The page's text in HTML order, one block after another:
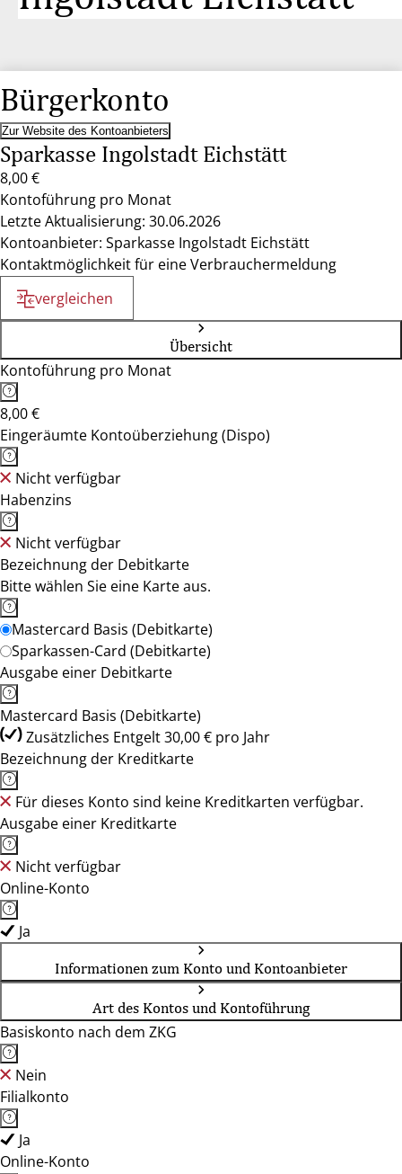
Bürgerkonto
Zur Website des Kontoanbieters
Sparkasse Ingolstadt Eichstätt
8,00 €
Kontoführung pro Monat
Letzte Aktualisierung: 30.06.2026
Kontoanbieter: Sparkasse Ingolstadt Eichstätt
Kontaktmöglichkeit für eine Verbrauchermeldung
vergleichen
Übersicht
Kontoführung pro Monat
8,00 €
Eingeräumte Kontoüberziehung (Dispo)
Nicht verfügbar
Habenzins
Nicht verfügbar
Bezeichnung der Debitkarte
Bitte wählen Sie eine Karte aus.
Mastercard Basis (Debitkarte)
Sparkassen-Card (Debitkarte)
Ausgabe einer Debitkarte
Mastercard Basis (Debitkarte)
Zusätzliches Entgelt 30,00 € pro Jahr
Bezeichnung der Kreditkarte
Für dieses Konto sind keine Kreditkarten verfügbar.
Ausgabe einer Kreditkarte
Nicht verfügbar
Online-Konto
Ja
Informationen zum Konto und Kontoanbieter
Art des Kontos und Kontoführung
Basiskonto nach dem ZKG
Nein
Filialkonto
Ja
Online-Konto